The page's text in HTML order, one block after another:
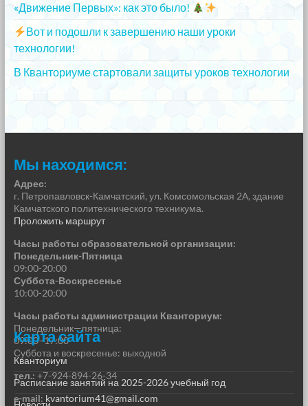
«Движение Первых»: как это было!
Вот и подошли к завершению наши уроки
технологии!
В Кванториуме стартовали защиты уроков технологии
Мы находимся:
Адрес:
г. Петропавловск-Камчатский, ул. Комсомольская 2А, здание
Камчатского политехнического техникума.
Проложить маршрут
Часы работы образовательной организации:
Понедельник-Пятница
09:00-20:00
Суббота-Воскресенье
10:00-20:00
Часы работы администрации Кванториум:
Понедельник—пятница:
09:00–17:00
Суббота и воскресенье: выходной
тел.: +7-924-894-26-34
e-mail: kvantorium41@gmail.com
Карта сайта
Кванториум
Расписание занятий на 2025-2026 учебный год